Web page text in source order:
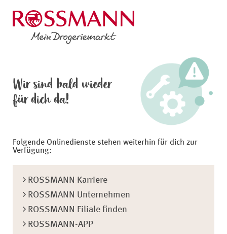
Wir sind bald wieder
für dich da!
Folgende Onlinedienste stehen weiterhin für dich zur
Verfügung:
ROSSMANN Karriere
ROSSMANN Unternehmen
ROSSMANN Filiale finden
ROSSMANN-APP